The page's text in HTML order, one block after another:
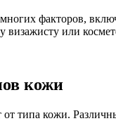
факторов,
визажисту или
кожи
типа кожи.